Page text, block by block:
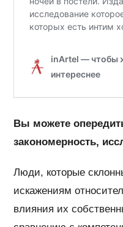
Вы можете
закономерность,
Люди, которые
искажениям
влияния их